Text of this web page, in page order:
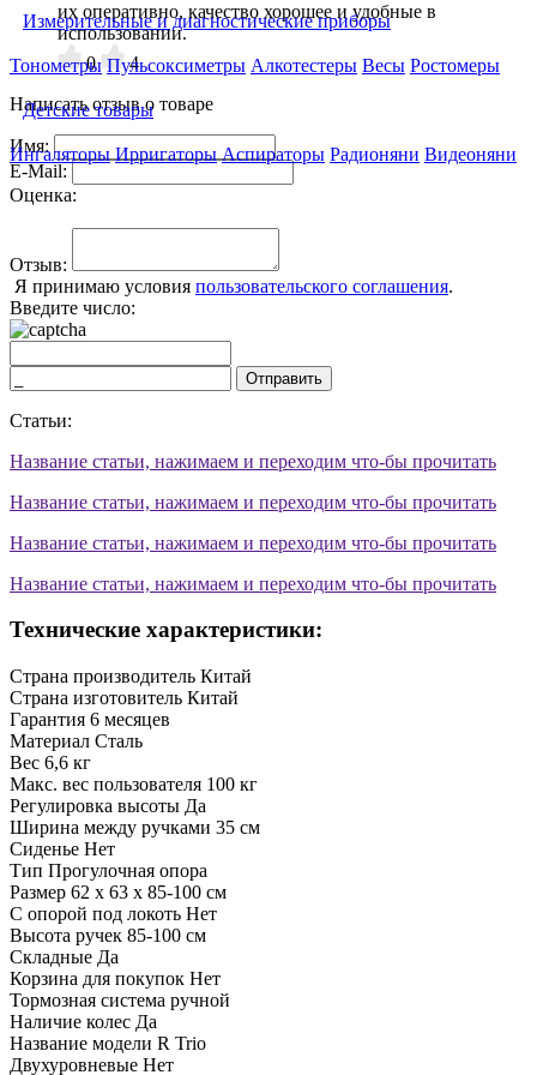
Измерительные и диагностические приборы
Тонометры Пульсоксиметры Алкотестеры Весы Ростомеры
Детские товары
Ингаляторы Ирригаторы Аспираторы Радионяни Видеоняни
их оперативно, качество хорошее и удобные в
использовании.
0
4
Написать отзыв о товаре
Имя:
E-Mail:
Оценка:
Отзыв:
Я принимаю условия пользовательского соглашения.
Введите число:
Отправить
Статьи:
Название статьи, нажимаем и переходим что-бы прочитать
Название статьи, нажимаем и переходим что-бы прочитать
Название статьи, нажимаем и переходим что-бы прочитать
Название статьи, нажимаем и переходим что-бы прочитать
Технические характеристики:
Страна производитель Китай
Страна изготовитель Китай
Гарантия 6 месяцев
Материал Сталь
Вес 6,6 кг
Макс. вес пользователя 100 кг
Регулировка высоты Да
Ширина между ручками 35 см
Сиденье Нет
Тип Прогулочная опора
Размер 62 х 63 х 85-100 см
С опорой под локоть Нет
Высота ручек 85-100 см
Складные Да
Корзина для покупок Нет
Тормозная система ручной
Наличие колес Да
Название модели R Trio
Двухуровневые Нет